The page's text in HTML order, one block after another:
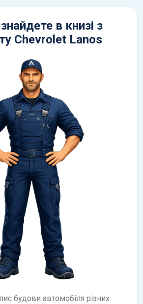
в книзі з
Chevrolet Lanos
будови автомобіля різних